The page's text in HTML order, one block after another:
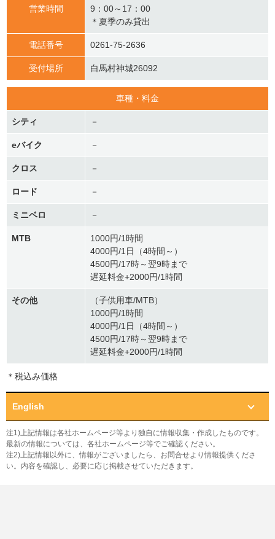
営業時間
9：00～17：00
＊夏季のみ貸出
電話番号 0261-75-2636
受付場所 白馬村神城26092
車種・料金
シティ －
eバイク －
クロス －
ロード －
ミニベロ －
MTB
1000円/1時間
4000円/1日（4時間～）
4500円/17時～翌9時まで
遅延料金+2000円/1時間
その他
（子供用車/MTB）
1000円/1時間
4000円/1日（4時間～）
4500円/17時～翌9時まで
遅延料金+2000円/1時間
＊税込み価格
English
注1)上記情報は各社ホームページ等より独自に情報収集・作成したものです。
最新の情報については、各社ホームページ等でご確認ください。
注2)上記情報以外に、情報がございましたら、お問合せより情報提供くださ
い。内容を確認し、必要に応じ掲載させていただきます。